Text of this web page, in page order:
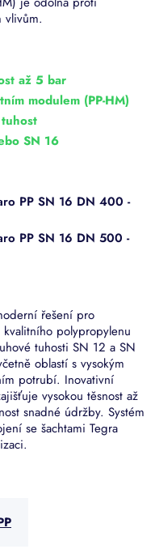
vlivům.
až 5 bar
modulem (PP-HM)
SN 16
PP SN 16 DN 400 -
PP SN 16 DN 500 -
řešení pro
polypropylenu
tuhosti SN 12 a SN
oblastí s vysokým
potrubí. Inovativní
vysokou těsnost až
snadné údržby. Systém
se šachtami Tegra